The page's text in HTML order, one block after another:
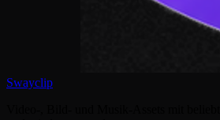
Swayclip